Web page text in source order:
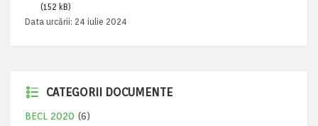
(152 kB)
Data urcării: 24 iulie 2024
CATEGORII DOCUMENTE
BECL 2020 (6)